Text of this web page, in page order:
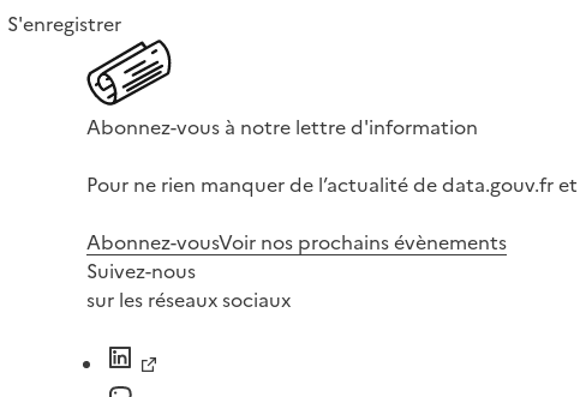
S'enregistrer
Abonnez-vous à notre lettre d'information
Pour ne rien manquer de l’actualité de data.gouv.fr
Abonnez-vousVoir nos prochains évènements
Suivez-nous
sur les réseaux sociaux